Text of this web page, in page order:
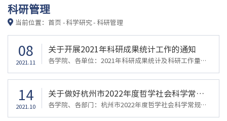
科研管理
当前位置：首页 -科学研究- 科研管理
08
2021.11
关于开展2021年科研成果统计工作的通知
各学院、各单位：2021年科研成果统计及科研工作量核算工作已开始，现将有关事项通知如下：一、统计内容1．2021年度在国内外公开刊物上发表的论文，被政府采纳的咨询研究报告与领导批示，国内外正式出版的专著、编著、编写、译著等；2．2021年度获奖科研成果、专利等；3．2021年度立项和结题的科研项目。二、申报要求（一）2021年科研工作量统计和核算通过科研管理系统进行。论文、著作、批示、发明专利、艺术作品、学术交流的系...
14
2021.10
关于做好杭州市2022年度哲学社会科学常规性规划课题申报工作的通知
各学院、各部门：杭州市2022年度哲学社会科学常规性规划课题自即日起开始申报，现将申报工作有关事项通知如下：一、 指导思想坚持以马列主义、毛泽东思想、邓小平理论、“三个代表”重要思想、科学发展观和习近平新时代中国特色社会主义思想为指导，坚持解放思想、实事求是、与时俱进、求真务实、聚焦中心、服务大局，坚持理论联系实际，注重全局性、战略性、前瞻性重大理论和现实问题研究，不断加强基础理论研究和学科建设。紧...